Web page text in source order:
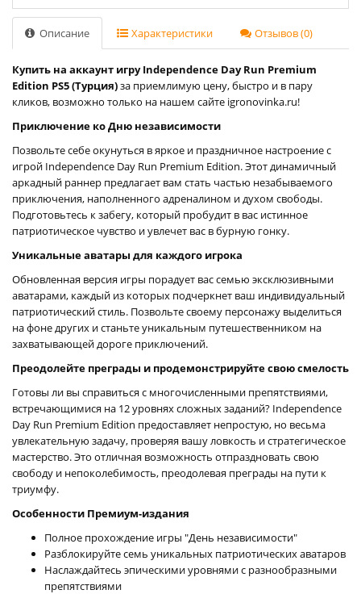
Описание Характеристики Отзывов (0)
Купить на аккаунт игру Independence Day Run Premium
Edition PS5 (Турция)за приемлимую цену, быстро и в пару
кликов, возможно только на нашем сайте igronovinka.ru!
Приключение ко Дню независимости
Позвольте себе окунуться в яркое и праздничное настроение с
игрой Independence Day Run Premium Edition. Этот динамичный
аркадный раннер предлагает вам стать частью незабываемого
приключения, наполненного адреналином и духом свободы.
Подготовьтесь к забегу, который пробудит в вас истинное
патриотическое чувство и увлечет вас в бурную гонку.
Уникальные аватары для каждого игрока
Обновленная версия игры порадует вас семью эксклюзивными
аватарами, каждый из которых подчеркнет ваш индивидуальный
патриотический стиль. Позвольте своему персонажу выделиться
на фоне других и станьте уникальным путешественником на
захватывающей дороге приключений.
Преодолейте преграды и продемонстрируйте свою смелость
Готовы ли вы справиться с многочисленными препятствиями,
встречающимися на 12 уровнях сложных заданий? Independence
Day Run Premium Edition предоставляет непростую, но весьма
увлекательную задачу, проверяя вашу ловкость и стратегическое
мастерство. Это отличная возможность отпраздновать свою
свободу и непоколебимость, преодолевая преграды на пути к
триумфу.
Особенности Премиум-издания
Полное прохождение игры "День независимости"
Разблокируйте семь уникальных патриотических аватаров
Наслаждайтесь эпическими уровнями с разнообразными
препятствиями